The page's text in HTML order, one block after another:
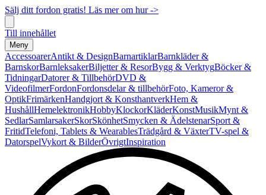
Sälj ditt fordon gratis! Läs mer om hur ->
Till innehållet
Meny
AccessoarerAntikt & DesignBarnartiklarBarnkläder &
BarnskorBarnleksakerBiljetter & ResorBygg & VerktygBöcker &
TidningarDatorer & TillbehörDVD &
VideofilmerFordonFordonsdelar & tillbehörFoto, Kameror &
OptikFrimärkenHandgjort & KonsthantverkHem &
HushållHemelektronikHobbyKlockorKläderKonstMusikMynt &
SedlarSamlarsakerSkorSkönhetSmycken & ÄdelstenarSport &
FritidTelefoni, Tablets & WearablesTrädgård & VäxterTV-spel &
DatorspelVykort & BilderÖvrigtInspiration